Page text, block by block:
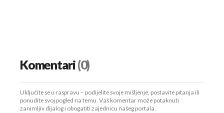
Komentari(0)
Uključite se u raspravu – podijelite svoje mišljenje, postavite pitanja ili
ponudite svoj pogled na temu. Vaš komentar može potaknuti
zanimljiv dijalog i obogatiti zajednicu našeg portala.